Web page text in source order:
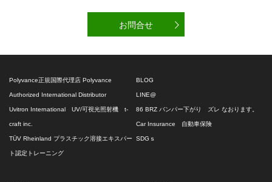
お問合せ
Polyvance正規国際代理店 Polyvance
Authorized International Distributor
Uvitron International UV/可視光照射機 t-
craft inc.
TÜV Rheinland プラスチック溶接エキスパー
ト認定トレーニング
BLOG
LINE@
86 BRZ バンパー下がり ズレ なおります。
Car Insurance 自動車保険
SDGｓ